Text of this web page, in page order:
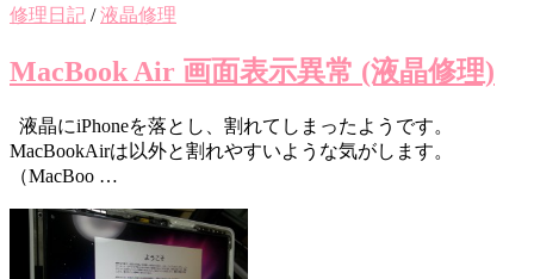
修理日記 /液晶修理
MacBook Air 画面表示異常 (液晶修理)
液晶にiPhoneを落とし、割れてしまったようです。
MacBookAirは以外と割れやすいような気がします。
（MacBoo …